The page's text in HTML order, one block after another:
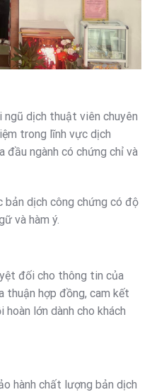
ngũ dịch thuật viên chuyên
trong lĩnh vực dịch
đầu ngành có chứng chỉ và
bản dịch công chứng có độ
và hàm ý.
đối cho thông tin của
thuận hợp đồng, cam kết
lớn dành cho khách
hành chất lượng bản dịch